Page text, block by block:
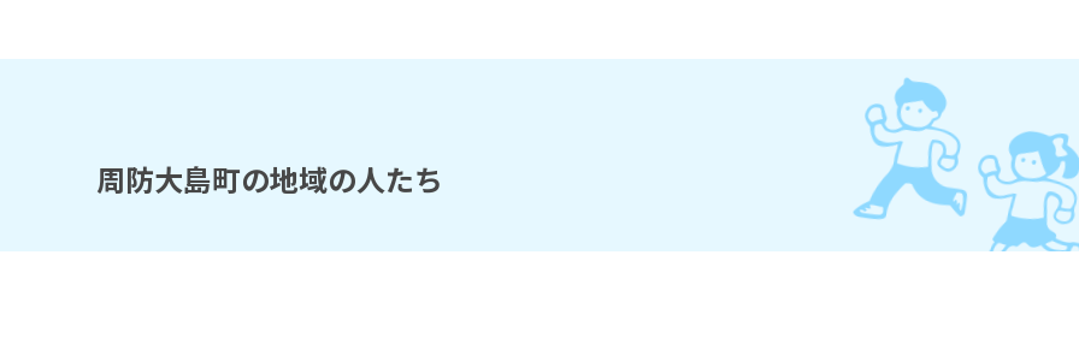
周防大島町の地域の人たち